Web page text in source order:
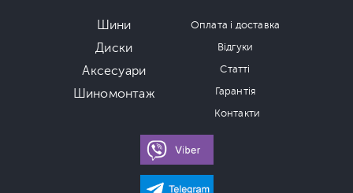
Шини
Диски
Аксесуари
Шиномонтаж
Оплата і доставка
Відгуки
Статті
Гарантія
Контакти